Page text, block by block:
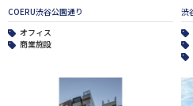
COERU渋谷公園通り
オフィス
商業施設
渋